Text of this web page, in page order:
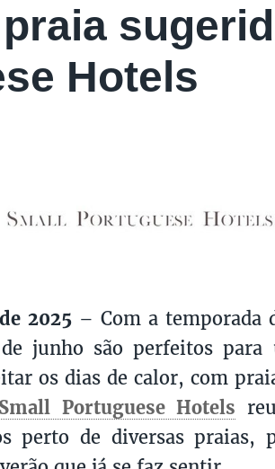
Hotels
2025 – Com a temporada
junho são perfeitos para
os dias de calor, com
Small Portuguese Hotels
perto de diversas praias,